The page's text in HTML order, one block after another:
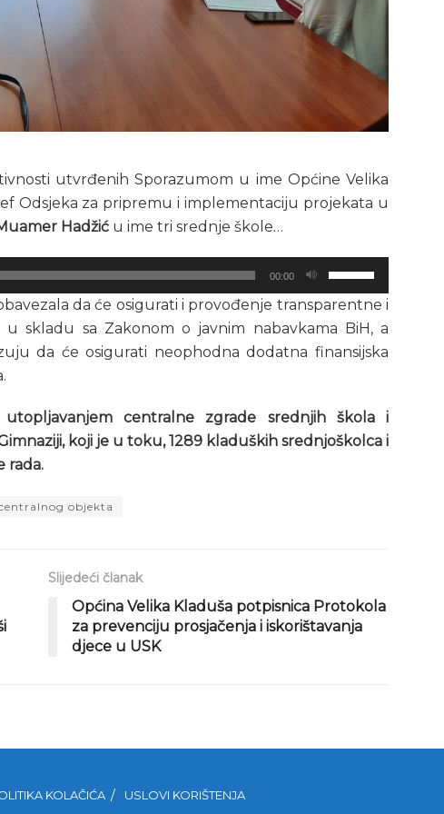
utvrđenih Sporazumom u ime Općine Velika
Odsjeka za pripremu i implementaciju projekata u
Hadžić u ime tri srednje škole…
00:00
Gore/Dole
strelice
za
pojačavanje
smanjivanje
tona.
da će osigurati i provođenje transparentne i
skladu sa Zakonom o javnim nabavkama BiH, a
da će osigurati neophodna dodatna finansijska
utopljavanjem centralne zgrade srednjih škola i
koji je u toku, 1289 kladuških srednjoškolca i
rada.
objekta
Slijedeći članak
Općina Velika Kladuša potpisnica Protokola
za prevenciju prosjačenja i iskorištavanja
djece u USK
KOLAČIĆA USLOVI KORIŠTENJA